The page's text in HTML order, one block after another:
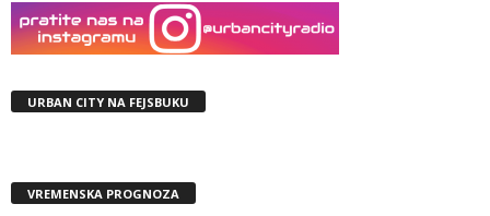
URBAN CITY NA FEJSBUKU
VREMENSKA PROGNOZA